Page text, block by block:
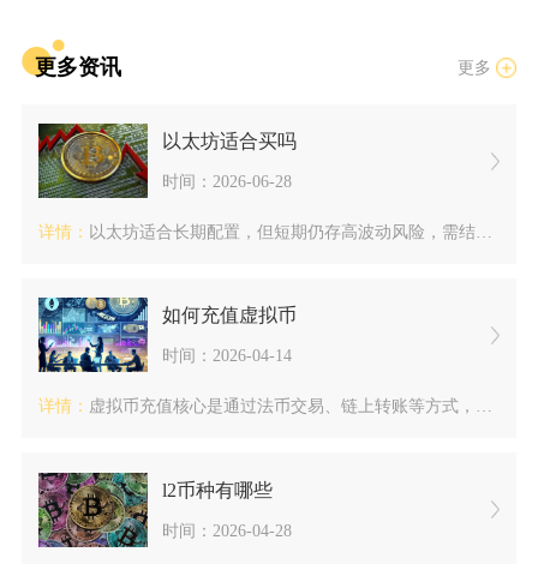
更多资讯 更多
以太坊适合买吗
时间：2026-06-28
详情： 以太坊适合长期配置，但短期仍存高波动风险，需结合自身风险承受...
如何充值虚拟币
时间：2026-04-14
详情： 虚拟币充值核心是通过法币交易、链上转账等方式，将法定货币或其...
l2币种有哪些
时间：2026-04-28